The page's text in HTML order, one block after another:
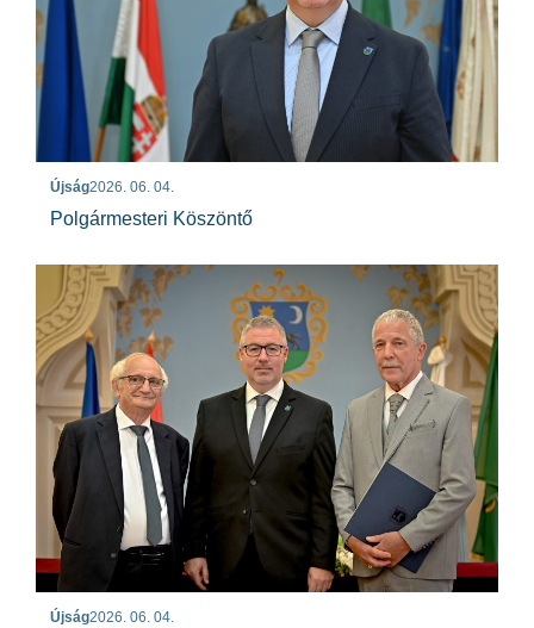
Újság2026. 06. 04.
Polgármesteri Köszöntő
Újság2026. 06. 04.